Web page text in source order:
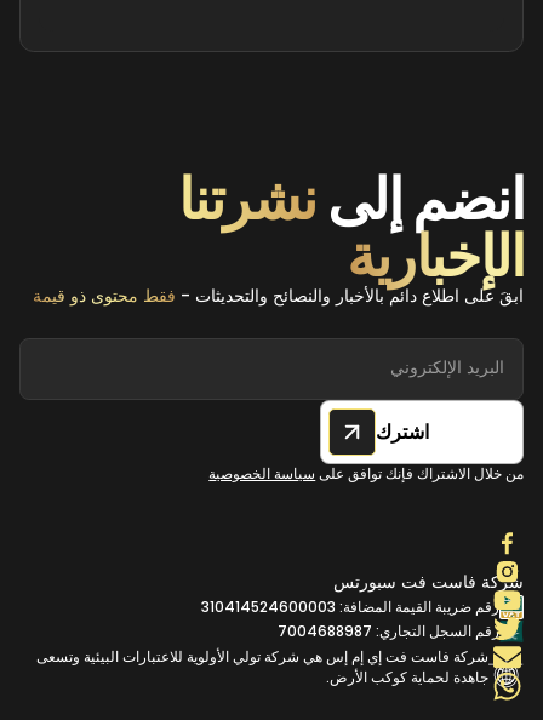
انضم إلىنشرتنا
الإخبارية
ابقَ على اطلاع دائم بالأخبار والنصائح والتحديثات - فقط محتوى ذو قيمة
اشترك
من خلال الاشتراك فإنك توافق على سياسة الخصوصية
شركة فاست فت سبورتس
رقم ضريبة القيمة المضافة: 310414524600003
رقم السجل التجاري: 7004688987
شركة فاست فت إي إم إس هي شركة تولي الأولوية للاعتبارات البيئية وتسعى
جاهدة لحماية كوكب الأرض.